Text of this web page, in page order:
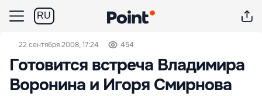
RU
22 сентября 2008, 17:24 454
Готовится встреча Владимира
Воронина и Игоря Смирнова